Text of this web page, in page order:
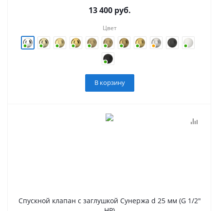
13 400руб.
Цвет
В корзину
Спускной клапан с заглушкой Сунержа d 25 мм (G 1/2"